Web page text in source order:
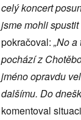
celý koncert
jsme mohli spustit
pokračoval: „No
pochází z
jméno opravdu
dalšímu. Do
komentoval